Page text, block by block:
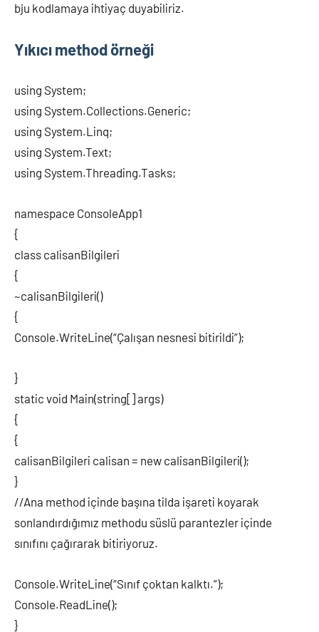
bju kodlamaya ihtiyaç duyabiliriz.
Yıkıcı method örneği
using System;
using System.Collections.Generic;
using System.Linq;
using System.Text;
using System.Threading.Tasks;
namespace ConsoleApp1
{
class calisanBilgileri
{
~calisanBilgileri()
{
Console.WriteLine(“Çalışan nesnesi bitirildi”);
}
static void Main(string[] args)
{
{
calisanBilgileri calisan = new calisanBilgileri();
}
//Ana method içinde başına tilda işareti koyarak
sonlandırdığımız methodu süslü parantezler içinde
sınıfını çağırarak bitiriyoruz.
Console.WriteLine(“Sınıf çoktan kalktı.”);
Console.ReadLine();
}